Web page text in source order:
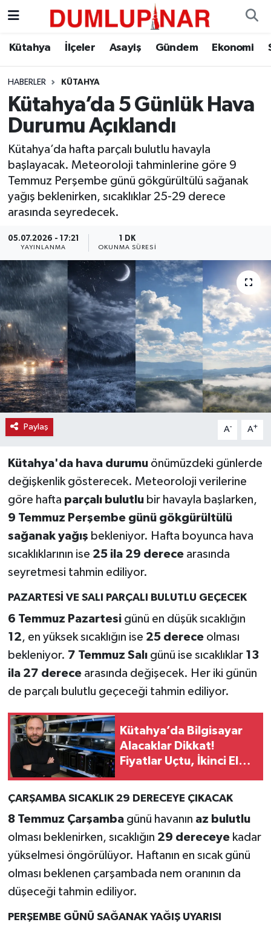
Kütahya İlçeler Asayiş Gündem Ekonomi
HABERLER KÜTAHYA
Kütahya’da 5 Günlük Hava
Durumu Açıklandı
Kütahya’da hafta parçalı bulutlu havayla
başlayacak. Meteoroloji tahminlerine göre 9
Temmuz Perşembe günü gökgürültülü sağanak
yağış beklenirken, sıcaklıklar 25-29 derece
arasında seyredecek.
05.07.2026 - 17:21
YAYINLANMA
1 DK
OKUNMA SÜRESI
Paylaş A- A+
Kütahya'da hava durumuönümüzdeki günlerde
değişkenlik gösterecek. Meteoroloji verilerine
göre hafta parçalı bulutlubir havayla başlarken,
9 Temmuz Perşembe günü gökgürültülü
sağanak yağış bekleniyor. Hafta boyunca hava
sıcaklıklarının ise 25 ila 29 derecearasında
seyretmesi tahmin ediliyor.
PAZARTESİ VE SALI PARÇALI BULUTLU GEÇECEK
6 Temmuz Pazartesigünü en düşük sıcaklığın
12, en yüksek sıcaklığın ise 25 dereceolması
bekleniyor. 7 Temmuz Salıgünü ise sıcaklıklar 13
ila 27 derecearasında değişecek. Her iki günün
de parçalı bulutlu geçeceği tahmin ediliyor.
Kütahya’da Bilgisayar
Alacaklar Dikkat!
Fiyatlar Uçtu, İkinci El
ÇARŞAMBA SICAKLIK 29 DERECEYE ÇIKACAK
8 Temmuz Çarşambagünü havanın az bulutlu
olması beklenirken, sıcaklığın 29 dereceyekadar
yükselmesi öngörülüyor. Haftanın en sıcak günü
olması beklenen çarşambada nem oranının da
düşeceği tahmin ediliyor.
PERŞEMBE GÜNÜ SAĞANAK YAĞIŞ UYARISI
Asayiş
Diğer
Dünya
Ekonomi
Eleman
Gündem
Haber
Haber İlanlar
Kültür-Sanat
Magazin
Resmi İlanlar
Seri İlan
Siyaset
Spor
Teknoloji
Vasıta
Vefat Haberleri
Yaşam
Kütahya Hava Durumu
Kütahya Trafik Yoğunluk Haritası
Süper Lig Puan Durumu ve Fikstür
Son Dakika Haberleri
Haber Arşivi